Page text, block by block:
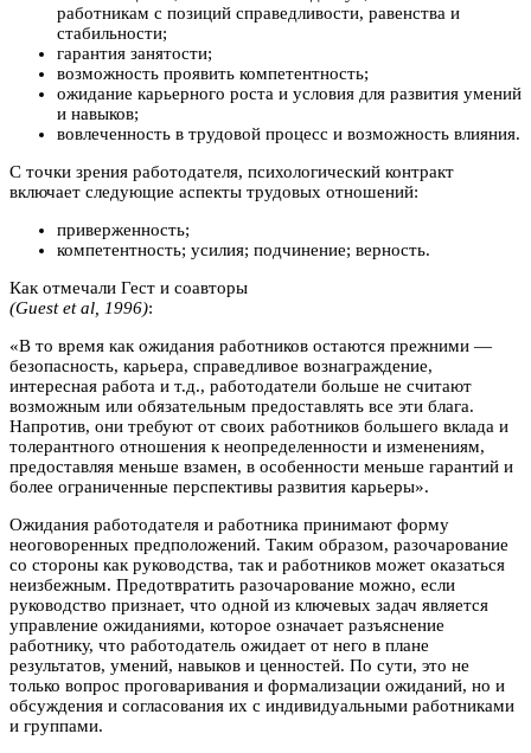
работникам с позиций справедливости, равенства и
стабильности;
гарантия занятости;
возможность проявить компетентность;
ожидание карьерного роста и условия для развития умений
и навыков;
вовлеченность в трудовой процесс и возможность влияния.
С точки зрения работодателя, психологический контракт
включает следующие аспекты трудовых отношений:
приверженность;
компетентность; усилия; подчинение; верность.
Как отмечали Гест и соавторы
(Guest et al, 1996):
«В то время как ожидания работников остаются прежними —
безопасность, карьера, справедливое вознаграждение,
интересная работа и т.д., работодатели больше не считают
возможным или обязательным предоставлять все эти блага.
Напротив, они требуют от своих работников большего вклада и
толерантного отношения к неопределенности и изменениям,
предоставляя меньше взамен, в особенности меньше гарантий и
более ограниченные перспективы развития карьеры».
Ожидания работодателя и работника принимают форму
неоговоренных предположений. Таким образом, разочарование
со стороны как руководства, так и работников может оказаться
неизбежным. Предотвратить разочарование можно, если
руководство признает, что одной из ключевых задач является
управление ожиданиями, которое означает разъяснение
работнику, что работодатель ожидает от него в плане
результатов, умений, навыков и ценностей. По сути, это не
только вопрос проговаривания и формализации ожиданий, но и
обсуждения и согласования их с индивидуальными работниками
и группами.